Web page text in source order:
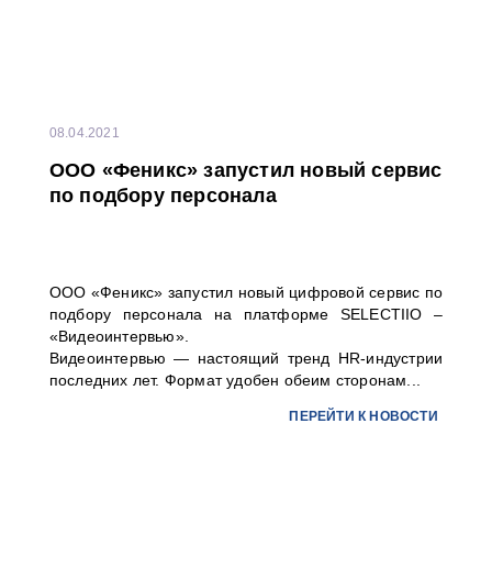
08.04.2021
ООО «Феникс» запустил новый сервис
по подбору персонала
ООО «Феникс» запустил новый цифровой сервис по
подбору персонала на платформе SELECTIIO –
«Видеоинтервью».
Видеоинтервью — настоящий тренд HR-индустрии
последних лет. Формат удобен обеим сторонам...
ПЕРЕЙТИ К НОВОСТИ